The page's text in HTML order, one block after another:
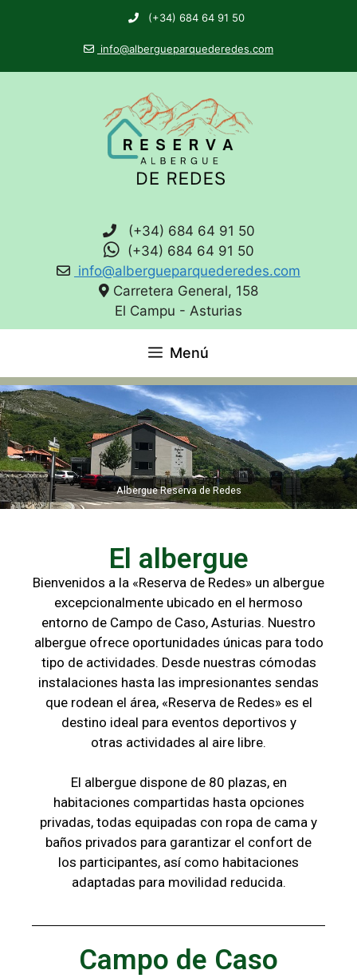
(+34) 684 64 91 50
info@albergueparquederedes.com
(+34) 684 64 91 50
(+34) 684 64 91 50
info@albergueparquederedes.com
Carretera General, 158
El Campu - Asturias
Menú
Albergue Reserva de Redes
El albergue
Bienvenidos a la «Reserva de Redes» un albergue
excepcionalmente ubicado en el hermoso
entorno de Campo de Caso, Asturias. Nuestro
albergue ofrece oportunidades únicas para todo
tipo de actividades. Desde nuestras cómodas
instalaciones hasta las impresionantes sendas
que rodean el área, «Reserva de Redes» es el
destino ideal para eventos deportivos y
otras actividades al aire libre.
El albergue dispone de 80 plazas, en
habitaciones compartidas hasta opciones
privadas, todas equipadas con ropa de cama y
baños privados para garantizar el confort de
los participantes, así como habitaciones
adaptadas para movilidad reducida.
Campo de Caso